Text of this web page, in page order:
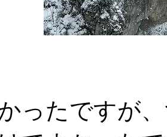
ったですが